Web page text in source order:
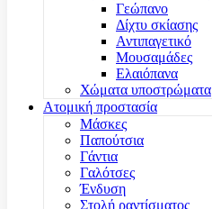
Γεώπανο
Δίχτυ σκίασης
Αντιπαγετικό
Μουσαμάδες
Ελαιόπανα
Χώματα υποστρώματα
Ατομική προστασία
Μάσκες
Παπούτσια
Γάντια
Γαλότσες
Ένδυση
Στολή ραντίσματος